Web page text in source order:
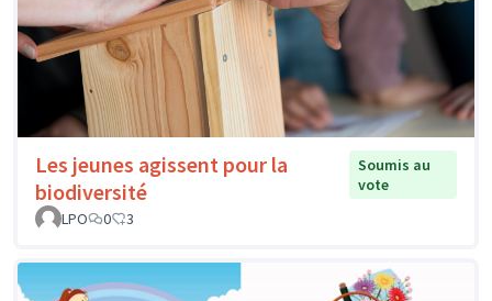
Les jeunes agissent pour la
biodiversité
Soumis au
vote
LPO
0 3